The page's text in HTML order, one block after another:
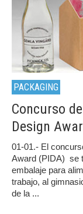
PACKAGING
Concurso
Design
01-01.- El
Award (PIDA) se
embalaje para
trabajo, al
de la ...